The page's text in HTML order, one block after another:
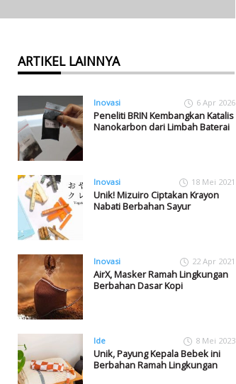
ARTIKEL LAINNYA
Inovasi 6 Apr 2026
Peneliti BRIN Kembangkan Katalis
Nanokarbon dari Limbah Baterai
Inovasi 18 Mei 2021
Unik! Mizuiro Ciptakan Krayon
Nabati Berbahan Sayur
Inovasi 22 Apr 2021
AirX, Masker Ramah Lingkungan
Berbahan Dasar Kopi
Ide 8 Mei 2023
Unik, Payung Kepala Bebek ini
Berbahan Ramah Lingkungan